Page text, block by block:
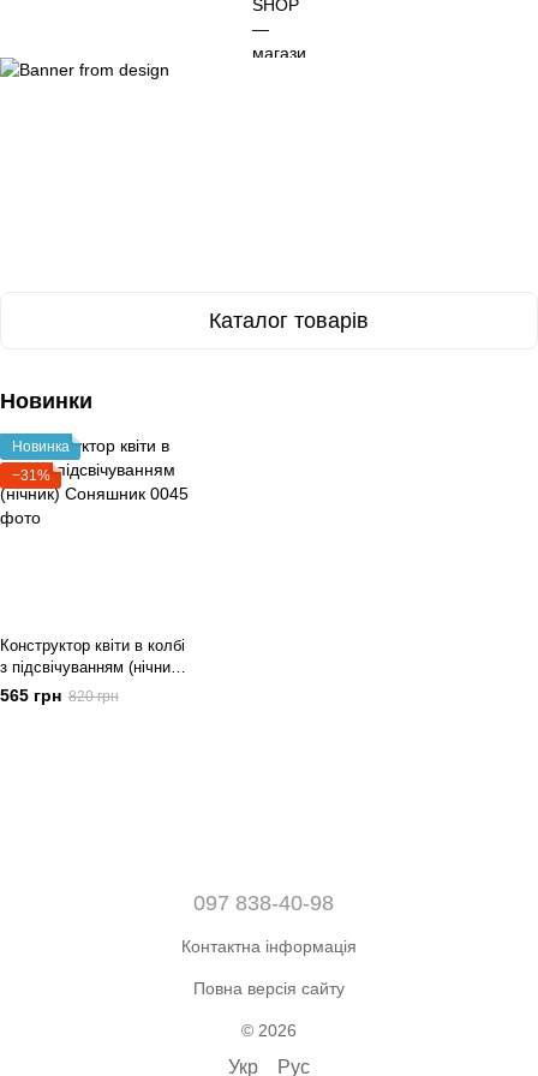
Каталог товарів
Новинки
Новинка
−31%
Конструктор квіти в колбі
з підсвічуванням (нічник)
Соняшник
565 грн 820 грн
097 838-40-98
Контактна інформація
Повна версія сайту
© 2026
Укр Рус